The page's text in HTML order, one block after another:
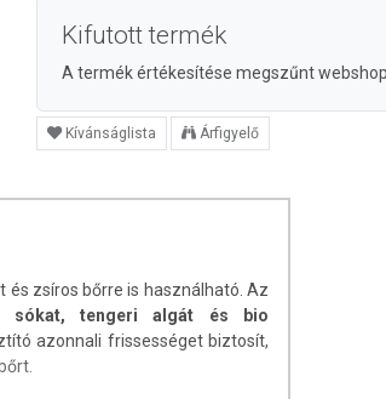
Kifutott termék
A termék értékesítése megszűnt
Kívánságlista Árfigyelő
és zsíros bőrre is használható. Az
sókat, tengeri algát és bio
azonnali frissességet biztosít,